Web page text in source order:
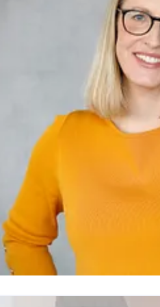
tourismus.de